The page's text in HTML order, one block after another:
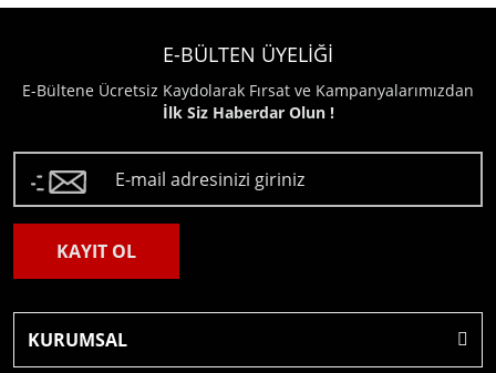
E-BÜLTEN ÜYELİĞİ
E-Bültene Ücretsiz Kaydolarak Fırsat ve Kampanyalarımızdan
İlk Siz Haberdar Olun !
KAYIT OL
KURUMSAL